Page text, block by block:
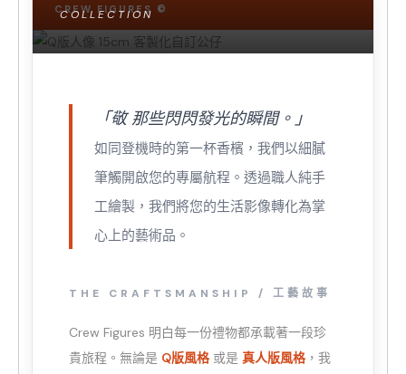
CREW FIGURES ©
COLLECTION
「敬 那些閃閃發光的瞬間。」
如同登機時的第一杯香檳，我們以細膩
筆觸開啟您的專屬航程。透過職人純手
工繪製，我們將您的生活影像轉化為掌
心上的藝術品。
THE CRAFTSMANSHIP / 工藝故事
Crew Figures 明白每一份禮物都承載著一段珍
貴旅程。無論是 Q版風格或是 真人版風格，我